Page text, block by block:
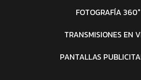
FOTOGRAFÍA 360°
TRANSMISIONES EN
PANTALLAS